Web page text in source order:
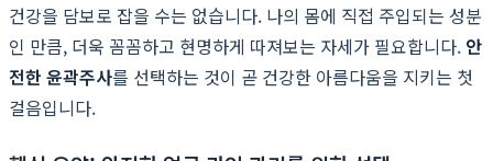
건강을 담보로 잡을 수는 없습니다. 나의 몸에 직접 주입되는 성분
인 만큼, 더욱 꼼꼼하고 현명하게 따져보는 자세가 필요합니다. 안
전한 윤곽주사를 선택하는 것이 곧 건강한 아름다움을 지키는 첫
걸음입니다.